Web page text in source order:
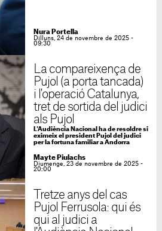
Nura Portella
Dilluns, 24 de novembre de 2025 -
09:30
La compareixença de
Pujol (a porta tancada)
i l'operació Catalunya,
tret de sortida del judici
als Pujol
L'Audiència Nacional ha de resoldre si
eximeix el president Pujol del judici
per la fortuna familiar a Andorra
Mayte Piulachs
Diumenge, 23 de novembre de 2025 -
20:00
Tretze anys del cas
Pujol Ferrusola: qui és
qui al judici a